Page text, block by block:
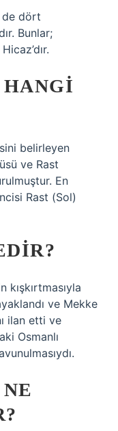
de dört
Bunlar;
belirleyen
ve Rast
En
Rast (Sol)
kışkırtmasıyla
ve Mekke
ilan etti ve
Osmanlı